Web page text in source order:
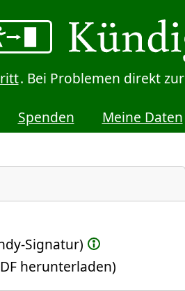
. Bei Problemen direkt zur
Spenden Meine Daten
Signatur)
herunterladen)